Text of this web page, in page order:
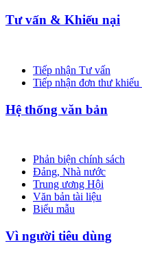
Tư vấn & Khiếu nại
Tiếp nhận Tư vấn
Tiếp nhận đơn thư khiếu
Hệ thống văn bản
Phản biện chính sách
Đảng, Nhà nước
Trung ương Hội
Văn bản tài liệu
Biểu mẫu
Vì người tiêu dùng